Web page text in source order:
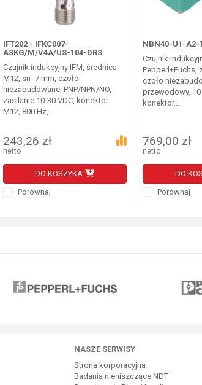
IFT202 - IFKC007-
ASKG/M/V4A/US-104-DRS
Czujnik indukcyjny IFM, średnica
M12, sn=7 mm, czoło
niezabudowane, PNP/NPN/NO,
zasilanie 10-30 VDC, konektor
M12, 800 Hz,...
243,26 zł
netto
DO KOSZYKA
Porównaj
NBN40-U1-A2-
Czujnik
Pepperl+Fuchs,
czoło
przewodowy, 10
konektor...
769,00 zł
netto
DO
Porównaj
NASZE SERWISY
Strona korporacyjna
Badania nieniszczące NDT